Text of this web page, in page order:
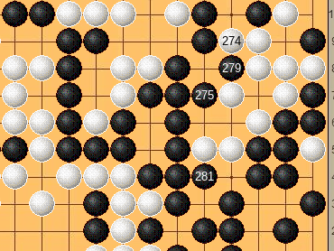
274
275
279
281